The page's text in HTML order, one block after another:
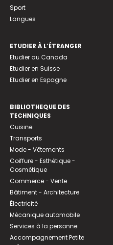
Sport
Langues
ETUDIER À L’ÉTRANGER
Etudier au Canada
Etudier en Suisse
Etudier en Espagne
BIBLIOTHEQUE DES
TECHNIQUES
Cuisine
Transports
Mode - Vêtements
Coiffure - Esthétique -
Cosmétique
Commerce - Vente
Bâtiment - Architecture
Électricité
Mécanique automobile
Services à la personne
Accompagnement Petite